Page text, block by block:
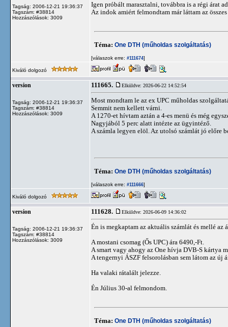
Tagság: 2006-12-21 19:36:37
Tagszám: #38814
Hozzászólások: 3009
Igen próbált marasztalni, továbbra is a régi árat
Az indok amiért felmondtam már láttam az
Téma: One DTH (műholdas szolgáltatás)
[válaszok erre: #111674]
Kiváló dolgozó
version
Tagság: 2006-12-21 19:36:37
Tagszám: #38814
Hozzászólások: 3009
111665. Elküldve: 2026-06-22 14:52:54
Most mondtam le az ex UPC műholdas
Semmit nem kellett várni.
A 1270-et hívtam aztán a 4-es menü és még
Nagyjából 5 perc alatt intézte az ügyintéző.
A számla legyen elöl. Az utolsó számlát jó előre
Téma: One DTH (műholdas szolgáltatás)
[válaszok erre: #111666]
Kiváló dolgozó
version
Tagság: 2006-12-21 19:36:37
Tagszám: #38814
Hozzászólások: 3009
111628. Elküldve: 2026-06-09 14:36:02
Én is megkaptam az aktuális számlát és mellé az
A mostani csomag (Ős UPC) ára 6490,-Ft.
A smart vagy ahogy az One hívja DVB-S kártya
A tengernyi ÁSZF felsorolásban sem látom az új
Ha valaki rátalált jelezze.
Én Július 30-al felmondom.
Téma: One DTH (műholdas szolgáltatás)